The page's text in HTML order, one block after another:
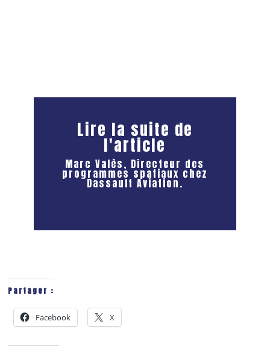
Lire la suite de
l'article
Marc Valès, Directeur des
programmes spatiaux chez
Dassault Aviation.
Partager :
Facebook X